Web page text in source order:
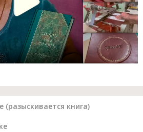
(разыскивается книга)